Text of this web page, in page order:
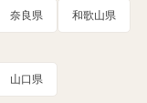
奈良県 和歌山県
山口県